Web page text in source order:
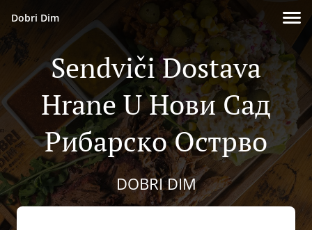
Dobri Dim
Sendviči Dostava
Hrane U Нови Сад
Рибарско Острво
DOBRI DIM